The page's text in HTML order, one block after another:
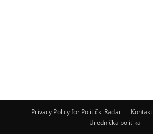
Privacy Policy for Politički Radar Kontakt
Urednička politika